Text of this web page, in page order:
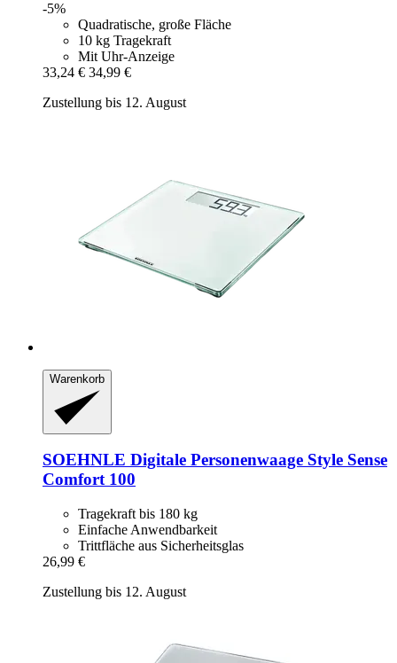
-5%
Quadratische, große Fläche
10 kg Tragekraft
Mit Uhr-Anzeige
33,24 € 34,99 €
Zustellung bis 12. August
Warenkorb
SOEHNLE Digitale Personenwaage Style Sense
Comfort 100
Tragekraft bis 180 kg
Einfache Anwendbarkeit
Trittfläche aus Sicherheitsglas
26,99 €
Zustellung bis 12. August